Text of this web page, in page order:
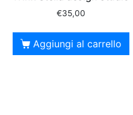
€35,00
Aggiungi al carrello